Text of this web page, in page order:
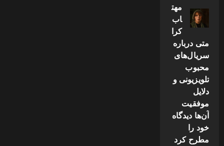
مهت
اب
کرا
متی درباره
سریال‌های
محبوب
تلویزیونی و
دلایل
موفقیت
آن‌ها دیدگاه
خود را
مطرح کرد